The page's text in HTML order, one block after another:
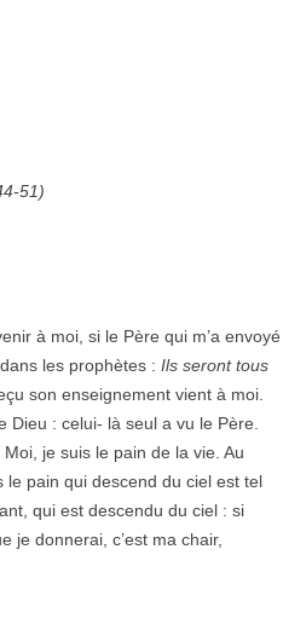
51)
à moi, si le Père qui m’a envoyé
les prophètes : Ils seront tous
son enseignement vient à moi.
Dieu : celui- là seul a vu le Père.
je suis le pain de la vie. Au
pain qui descend du ciel est tel
qui est descendu du ciel : si
je donnerai, c’est ma chair,